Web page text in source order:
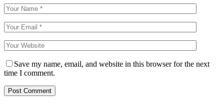
Save my name, email, and website in this browser for the next
time I comment.